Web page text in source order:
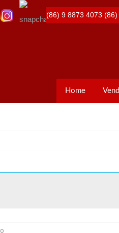
(86) 9 8873 4073 (86)
Home